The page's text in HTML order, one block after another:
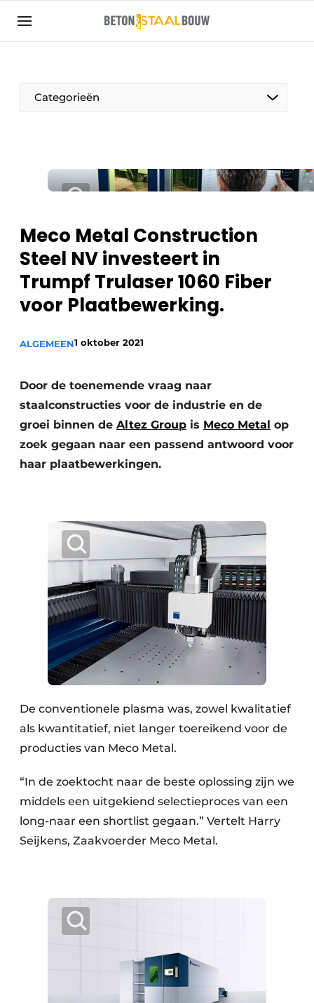
Aanmelden
Artikelen
Bedrijven
Contact
Evenement aanmelden
Meest gelezen
Nieuwsbrief
Podcasts
Vacature aanmelden
Categorieën
Meco Metal Construction
Steel NV investeert in
Trumpf Trulaser 1060 Fiber
voor Plaatbewerking.
ALGEMEEN1 oktober 2021
Door de toenemende vraag naar
staalconstructies voor de industrie en de
groei binnen de Altez Group is Meco Metal op
zoek gegaan naar een passend antwoord voor
haar plaatbewerkingen.
De conventionele plasma was, zowel kwalitatief
als kwantitatief, niet langer toereikend voor de
producties van Meco Metal.
“In de zoektocht naar de beste oplossing zijn we
middels een uitgekiend selectieproces van een
long-naar een shortlist gegaan.” Vertelt Harry
Seijkens, Zaakvoerder Meco Metal.